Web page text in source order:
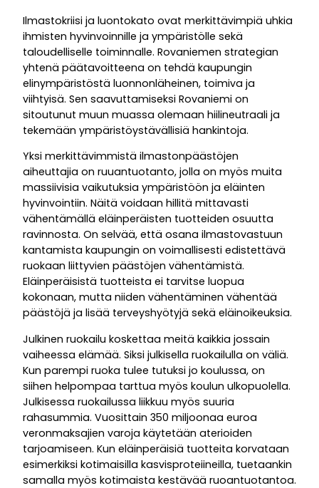
Ilmastokriisi ja luontokato ovat merkittävimpiä uhkia
ihmisten hyvinvoinnille ja ympäristölle sekä
taloudelliselle toiminnalle. Rovaniemen strategian
yhtenä päätavoitteena on tehdä kaupungin
elinympäristöstä luonnonläheinen, toimiva ja
viihtyisä. Sen saavuttamiseksi Rovaniemi on
sitoutunut muun muassa olemaan hiilineutraali ja
tekemään ympäristöystävällisiä hankintoja.
Yksi merkittävimmistä ilmastonpäästöjen
aiheuttajia on ruuantuotanto, jolla on myös muita
massiivisia vaikutuksia ympäristöön ja eläinten
hyvinvointiin. Näitä voidaan hillitä mittavasti
vähentämällä eläinperäisten tuotteiden osuutta
ravinnosta. On selvää, että osana ilmastovastuun
kantamista kaupungin on voimallisesti edistettävä
ruokaan liittyvien päästöjen vähentämistä.
Eläinperäisistä tuotteista ei tarvitse luopua
kokonaan, mutta niiden vähentäminen vähentää
päästöjä ja lisää terveyshyötyjä sekä eläinoikeuksia.
Julkinen ruokailu koskettaa meitä kaikkia jossain
vaiheessa elämää. Siksi julkisella ruokailulla on väliä.
Kun parempi ruoka tulee tutuksi jo koulussa, on
siihen helpompaa tarttua myös koulun ulkopuolella.
Julkisessa ruokailussa liikkuu myös suuria
rahasummia. Vuosittain 350 miljoonaa euroa
veronmaksajien varoja käytetään aterioiden
tarjoamiseen. Kun eläinperäisiä tuotteita korvataan
esimerkiksi kotimaisilla kasvisproteiineilla, tuetaankin
samalla myös kotimaista kestävää ruoantuotantoa.